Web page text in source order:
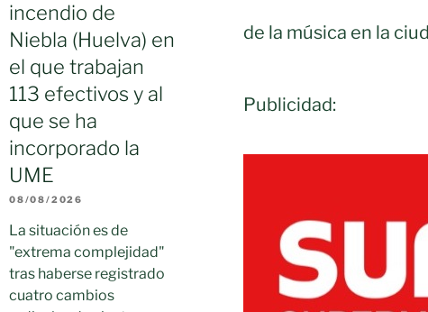
incendio de
Niebla (Huelva) en
el que trabajan
113 efectivos y al
que se ha
incorporado la
UME
08/08/2026
La situación es de
"extrema complejidad"
tras haberse registrado
cuatro cambios
de la música en la
Publicidad: